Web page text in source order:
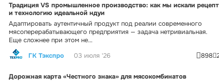
Традиция VS промышленное производство: как мы искали рецепт
и технологию идеальной ндуи
Адаптировать аутентичный продукт под реалии современного
мясоперерабатывающего предприятия — задача нетривиальная.
Еще сложнее при этом не...
ГК Тэкспро
03 июля '26 898
Дорожная карта «Честного знака» для мясокомбинатов